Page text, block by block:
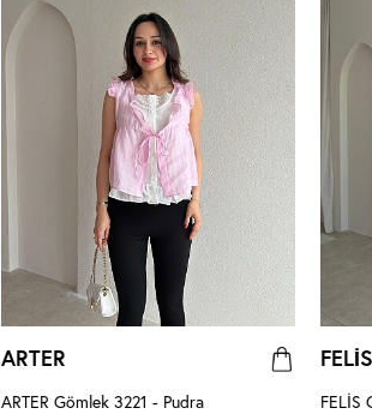
ARTER
ARTER Gömlek 3221 - Pudra
FELİS
FELİS